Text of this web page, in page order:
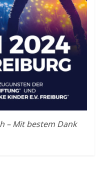
– Mit bestem Dank